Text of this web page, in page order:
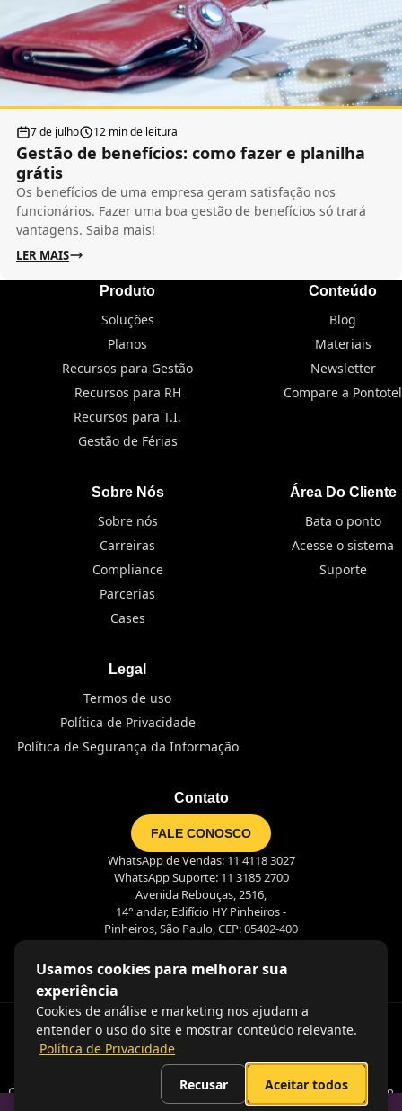
7 de julho 12 min de leitura
Gestão de benefícios: como fazer e planilha
grátis
Os benefícios de uma empresa geram satisfação nos
funcionários. Fazer uma boa gestão de benefícios só trará
vantagens. Saiba mais!
LER MAIS
Produto
Soluções
Planos
Recursos para Gestão
Recursos para RH
Recursos para T.I.
Gestão de Férias
Conteúdo
Blog
Materiais
Newsletter
Compare a Pontotel
Sobre Nós
Sobre nós
Carreiras
Compliance
Parcerias
Cases
Área Do Cliente
Bata o ponto
Acesse o sistema
Suporte
Legal
Termos de uso
Política de Privacidade
Política de Segurança da Informação
Contato
FALE CONOSCO
WhatsApp de Vendas: 11 4118 3027
WhatsApp Suporte: 11 3185 2700
Avenida Rebouças, 2516,
14° andar, Edifício HY Pinheiros -
Pinheiros, São Paulo, CEP: 05402-400
Coração nas pessoas, olhos no futuro e mãos na massa. É assim
Usamos cookies para melhorar sua
experiência
Cookies de análise e marketing nos ajudam a
entender o uso do site e mostrar conteúdo relevante.
Política de Privacidade
Recusar Aceitar todos